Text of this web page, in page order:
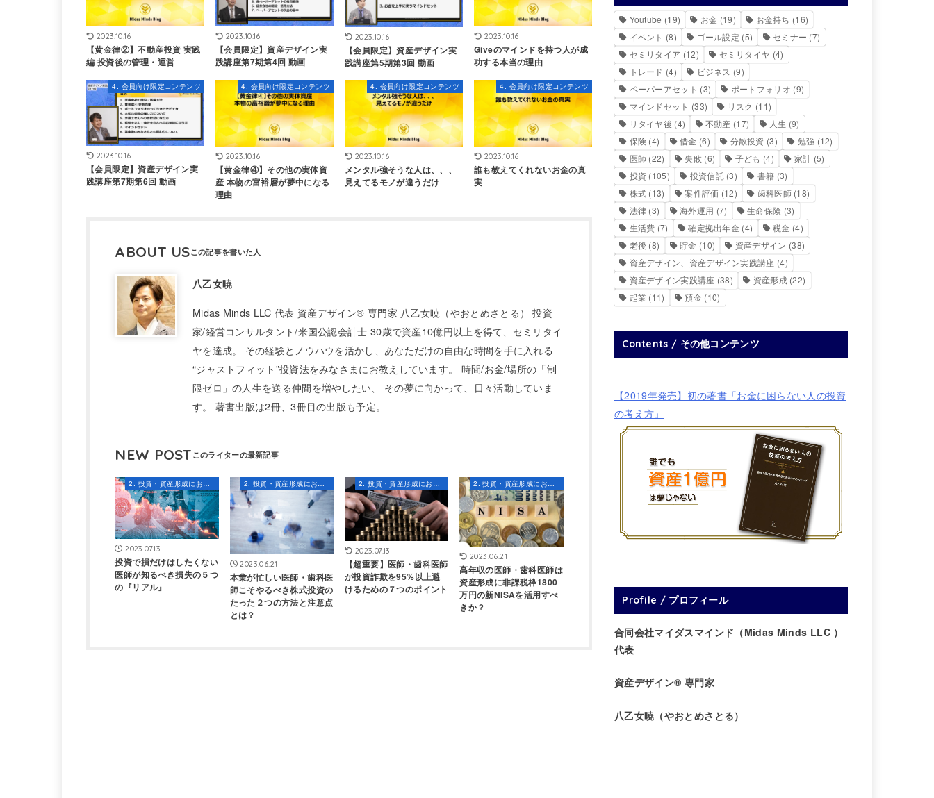
2023.10.16
【黄金律②】不動産投資 実践
編 投資後の管理・運営
2023.10.16
【会員限定】資産デザイン実
践講座第7期第4回 動画
2023.10.16
【会員限定】資産デザイン実
践講座第5期第3回 動画
2023.10.16
Giveのマインドを持つ人が成
功する本当の理由
4. 会員向け限定コンテンツ
2023.10.16
【会員限定】資産デザイン実
践講座第7期第6回 動画
4. 会員向け限定コンテンツ
2023.10.16
【黄金律④】その他の実体資
産 本物の富裕層が夢中になる
理由
4. 会員向け限定コンテンツ
2023.10.16
メンタル強そうな人は、、、
見えてるモノが違うだけ
4. 会員向け限定コンテンツ
2023.10.16
誰も教えてくれないお金の真
実
ABOUT US
八乙女暁
Midas Minds LLC 代表 資産デザイン® 専門家 八乙女暁（やおとめさとる） 投資
家/経営コンサルタント/米国公認会計士 30歳で資産10億円以上を得て、セミリタイ
ヤを達成。 その経験とノウハウを活かし、あなただけの自由な時間を手に入れる
“ジャストフィット”投資法をみなさまにお教えしています。 時間/お金/場所の「制
限ゼロ」の人生を送る仲間を増やしたい、 その夢に向かって、日々活動していま
す。 著書出版は2冊、3冊目の出版も予定。
NEW POST
2023.07.13
投資で損だけはしたくない
医師が知るべき損失の５つ
の『リアル』
2023.06.21
本業が忙しい医師・歯科医
師こそやるべき株式投資の
たった２つの方法と注意点
とは？
2023.07.13
【超重要】医師・歯科医師
が投資詐欺を95%以上避
けるための７つのポイント
2023.06.21
高年収の医師・歯科医師は
資産形成に非課税枠1800
万円の新NISAを活用すべ
きか？
Youtube (19) お金 (19) お金持ち (16)
イベント (8) ゴール設定 (5) セミナー (7)
セミリタイア (12) セミリタイヤ (4)
トレード (4) ビジネス (9)
ペーパーアセット (3) ポートフォリオ (9)
マインドセット (33) リスク (11)
リタイヤ後 (4) 不動産 (17) 人生 (9)
保険 (4) 借金 (6) 分散投資 (3) 勉強 (12)
医師 (22) 失敗 (6) 子ども (4) 家計 (5)
投資 (105) 投資信託 (3) 書籍 (3)
株式 (13) 案件評価 (12) 歯科医師(18)
法律 (3) 海外運用 (7) 生命保険 (3)
生活費 (7) 確定拠出年金 (4) 税金 (4)
老後 (8) 貯金 (10) 資産デザイン (38)
資産デザイン、資産デザイン実践講座 (4)
資産デザイン実践講座 (38) 資産形成(22)
起業 (11) 預金 (10)
Contents / その他コンテンツ
【2019年発売】初の著書「お金に困らない人の投資
の考え方」
Profile / プロフィール
合同会社マイダスマインド（Midas Minds LLC ）
代表
資産デザイン® 専門家
八乙女暁（やおとめさとる）